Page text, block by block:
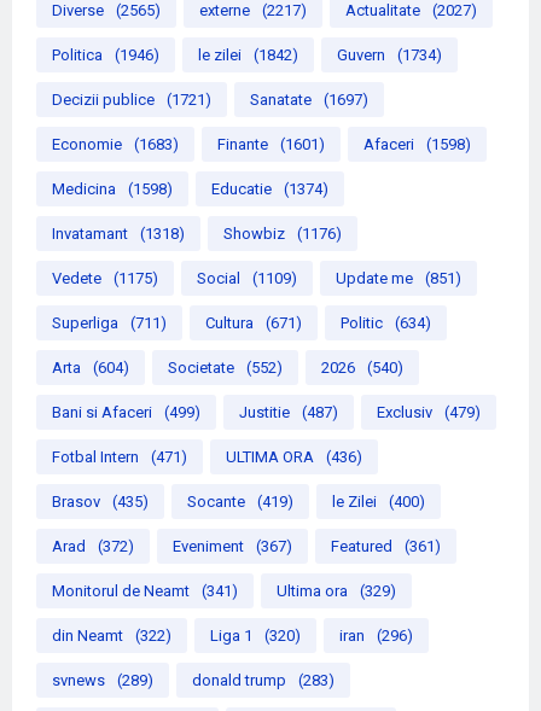
Diverse (2565) externe (2217) Actualitate (2027)
Politica (1946) le zilei (1842) Guvern (1734)
Decizii publice (1721) Sanatate (1697)
Economie (1683) Finante (1601) Afaceri (1598)
Medicina (1598) Educatie (1374)
Invatamant (1318) Showbiz (1176)
Vedete (1175) Social (1109) Update me (851)
Superliga (711) Cultura (671) Politic (634)
Arta (604) Societate (552) 2026 (540)
Bani si Afaceri (499) Justitie (487) Exclusiv (479)
Fotbal Intern (471) ULTIMA ORA (436)
Brasov (435) Socante (419) le Zilei (400)
Arad (372) Eveniment (367) Featured (361)
Monitorul de Neamt (341) Ultima ora (329)
din Neamt (322) Liga 1 (320) iran (296)
svnews (289) donald trump (283)